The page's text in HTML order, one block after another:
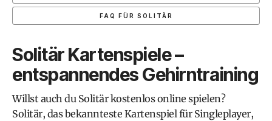
FAQ FÜR SOLITÄR
Solitär Kartenspiele –
entspannendes Gehirntraining
Willst auch du Solitär kostenlos online spielen?
Solitär, das bekannteste Kartenspiel für Singleplayer,